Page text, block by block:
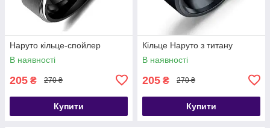
Наруто кільце-спойлер
В наявності
205 ₴ 270 ₴
Купити
Кільце Наруто з титану
В наявності
205 ₴ 270 ₴
Купити